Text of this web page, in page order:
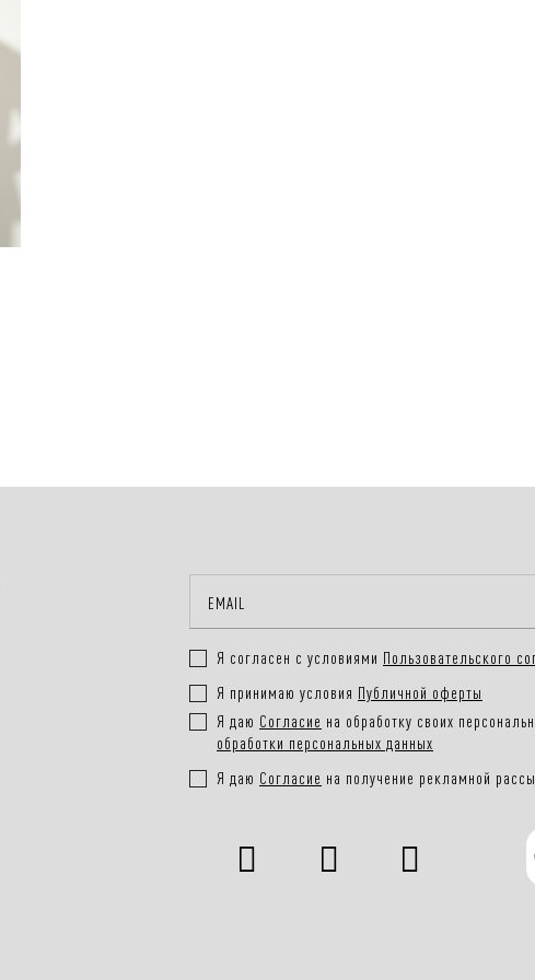
Я согласен с условиями Пользовательского
Я принимаю условия Публичной оферты
Я даю Согласие на обработку своих
обработки персональных данных
Я даю Согласие на получение рекламной